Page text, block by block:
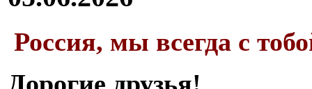
Россия, мы всегда с